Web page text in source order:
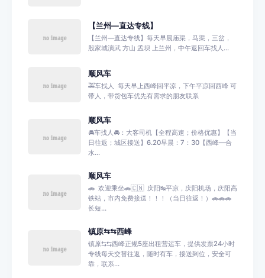
【兰州—直达专线】
【兰州—直达专线】每天早晨庙渠，马渠，三岔，
殷家城演武 方山 孟坝 上兰州，中午返回车找人...
顺风车
🚕车找人 每天早上西峰回平凉，下午平凉回西峰 可
带人，带货包车优先有需求的朋友联系
顺风车
‭🚘车找人🚘：大客司机【全程高速；价格优惠】【当
日往返；城区接送】6.20早晨：7：30【西峰—合
水...
顺风车
🚗 欢迎乘坐🚗🇨🇳 庆阳↹平凉，庆阳机场，庆阳高
铁站，市内免费接送！！！（当日往返！）🚗🚗🚗
长短...
镇原⇆⇆西峰
镇原⇆⇆西峰正规5座出租营运车，提供发票24小时
专线每天交替往返，随时有车，接送到位，安全可
靠，联系...